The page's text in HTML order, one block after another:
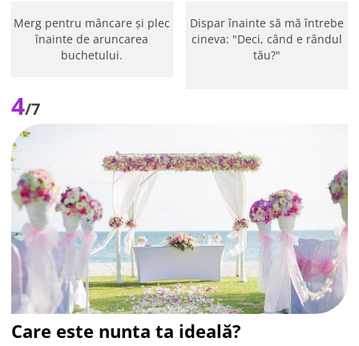
Merg pentru mâncare și plec
înainte de aruncarea
buchetului.
Dispar înainte să mă întrebe
cineva: "Deci, când e rândul
tău?"
4/7
Care este nunta ta ideală?